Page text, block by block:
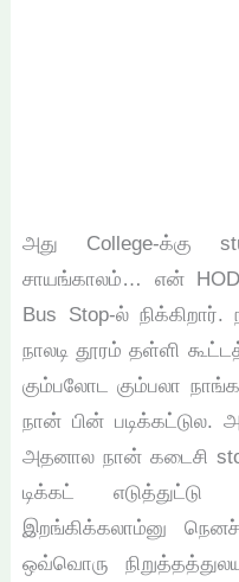
அது College-க்கு
சாயங்காலம்… என் HOD
Bus Stop-ல்
நாலடி தூரம் தள்ளி
கும்பலோட கும்பலா
நான் பின் படிக்கட்டுல.
அதனால நான் கடைசி
டிக்கட்
இறங்கிக்கலாம்னு
ஒவ்வொரு